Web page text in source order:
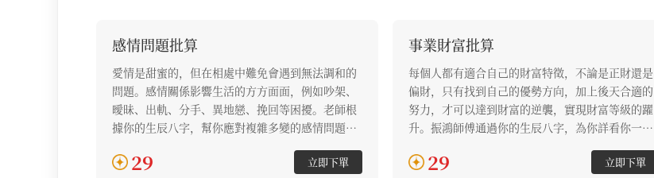
諮詢服務列表
感情問題批算
愛情是甜蜜的，但在相處中難免會遇到無法調和的
問題。感情關係影響生活的方方面面，例如吵架、
曖昧、出軌、分手、異地戀、挽回等困擾。老師根
據你的生辰八字，幫你應對複雜多變的感情問題。
裏找到答案。
29 立即下單
事業財富批算
每個人都有適合自己的財富特徵，不論是正財還是
偏財，只有找到自己的優勢方向，加上後天合適的
努力，才可以達到財富的逆襲，實現財富等級的躍
升。振鴻師傅通過你的生辰八字，為你詳看你一生
偏財？你適合創業還是打工？找準你的財運方向，
29 立即下單